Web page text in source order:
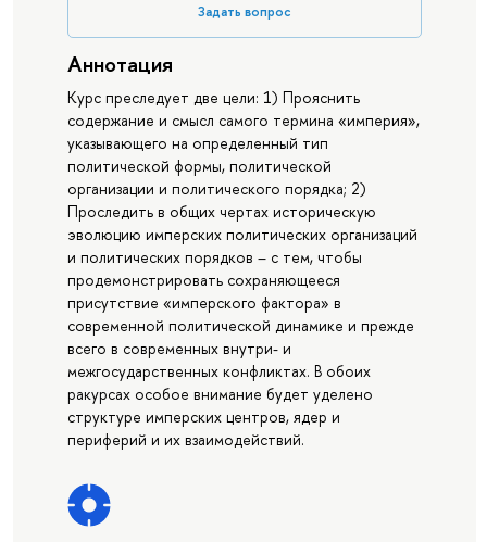
Задать вопрос
Аннотация
Курс преследует две цели: 1) Прояснить
содержание и смысл самого термина «империя»,
указывающего на определенный тип
политической формы, политической
организации и политического порядка; 2)
Проследить в общих чертах историческую
эволюцию имперских политических организаций
и политических порядков – с тем, чтобы
продемонстрировать сохраняющееся
присутствие «имперского фактора» в
современной политической динамике и прежде
всего в современных внутри- и
межгосударственных конфликтах. В обоих
ракурсах особое внимание будет уделено
структуре имперских центров, ядер и
периферий и их взаимодействий.